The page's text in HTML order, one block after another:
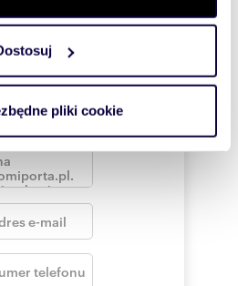
zgodę w dowolnej chwili.
do spersonalizowania treści
społecznościowe i
udostępniamy partnerom
te informacje z innymi danymi
uzyskanymi podczas
pliki cookie